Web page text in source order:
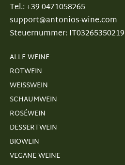
Tel.: +39 0471058265
support@antonios-wine.com
Steuernummer: IT03265350219
ALLE WEINE
ROTWEIN
WEISSWEIN
SCHAUMWEIN
ROSÉWEIN
DESSERTWEIN
BIOWEIN
VEGANE WEINE